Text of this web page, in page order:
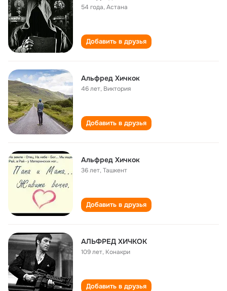
54 года,Астана
Добавить в друзья
Альфред Хичкок
46 лет, Виктория
Добавить в друзья
Альфред Хичкок
36 лет,Ташкент
Добавить в друзья
АЛЬФРЕД ХИЧКОК
109 лет, Конакри
Добавить в друзья